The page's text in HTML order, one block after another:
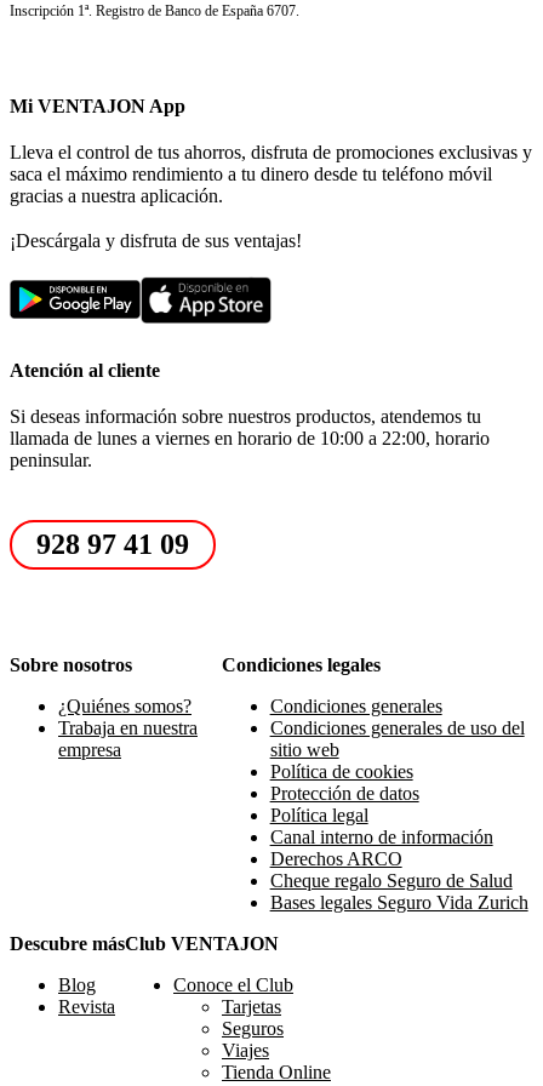
Inscripción 1ª. Registro de Banco de España 6707.
Mi VENTAJON App
Lleva el control de tus ahorros, disfruta de promociones exclusivas y
saca el máximo rendimiento a tu dinero desde tu teléfono móvil
gracias a nuestra aplicación.
¡Descárgala y disfruta de sus ventajas!
Atención al cliente
Si deseas información sobre nuestros productos, atendemos tu
llamada de lunes a viernes en horario de 10:00 a 22:00, horario
peninsular.
928 97 41 09
Sobre nosotros
¿Quiénes somos?
Trabaja en nuestra
empresa
Condiciones legales
Condiciones generales
Condiciones generales de uso del
sitio web
Política de cookies
Protección de datos
Política legal
Canal interno de información
Derechos ARCO
Cheque regalo Seguro de Salud
Bases legales Seguro Vida Zurich
Descubre más
Blog
Revista
Club VENTAJON
Conoce el Club
Tarjetas
Seguros
Viajes
Tienda Online